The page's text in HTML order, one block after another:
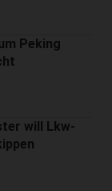
Peking
will Lkw-